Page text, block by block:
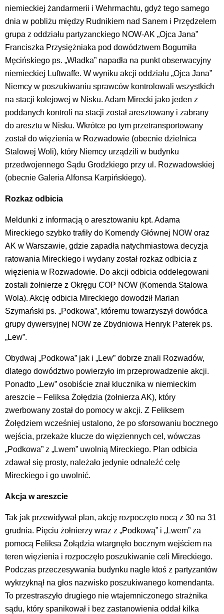
niemieckiej żandarmerii i Wehrmachtu, gdyż tego samego
dnia w pobliżu między Rudnikiem nad Sanem i Przędzelem
grupa z oddziału partyzanckiego NOW-AK „Ojca Jana”
Franciszka Przysiężniaka pod dowództwem Bogumiła
Męcińskiego ps. „Władka” napadła na punkt obserwacyjny
niemieckiej Luftwaffe. W wyniku akcji oddziału „Ojca Jana”
Niemcy w poszukiwaniu sprawców kontrolowali wszystkich
na stacji kolejowej w Nisku. Adam Mirecki jako jeden z
poddanych kontroli na stacji został aresztowany i zabrany
do aresztu w Nisku. Wkrótce po tym przetransportowany
został do więzienia w Rozwadowie (obecnie dzielnica
Stalowej Woli), który Niemcy urządzili w budynku
przedwojennego Sądu Grodzkiego przy ul. Rozwadowskiej
(obecnie Galeria Alfonsa Karpińskiego).
Rozkaz odbicia
Meldunki z informacją o aresztowaniu kpt. Adama
Mireckiego szybko trafiły do Komendy Głównej NOW oraz
AK w Warszawie, gdzie zapadła natychmiastowa decyzja
ratowania Mireckiego i wydany został rozkaz odbicia z
więzienia w Rozwadowie. Do akcji odbicia oddelegowani
zostali żołnierze z Okręgu COP NOW (Komenda Stalowa
Wola). Akcję odbicia Mireckiego dowodził Marian
Szymański ps. „Podkowa”, któremu towarzyszył dowódca
grupy dywersyjnej NOW ze Zbydniowa Henryk Paterek ps.
„Lew”.
Obydwaj „Podkowa” jak i „Lew” dobrze znali Rozwadów,
dlatego dowództwo powierzyło im przeprowadzenie akcji.
Ponadto „Lew” osobiście znał klucznika w niemieckim
areszcie – Feliksa Żołędzia (żołnierza AK), który
zwerbowany został do pomocy w akcji. Z Feliksem
Żołędziem wcześniej ustalono, że po sforsowaniu bocznego
wejścia, przekaże klucze do więziennych cel, wówczas
„Podkowa” z „Lwem” uwolnią Mireckiego. Plan odbicia
zdawał się prosty, należało jedynie odnaleźć celę
Mireckiego i go uwolnić.
Akcja w areszcie
Tak jak przewidywał plan, akcję rozpoczęto nocą z 30 na 31
grudnia. Pięciu żołnierzy wraz z „Podkową” i „Lwem” za
pomocą Feliksa Żołądzia wtargnęło bocznym wejściem na
teren więzienia i rozpoczęło poszukiwanie celi Mireckiego.
Podczas przeczesywania budynku nagle ktoś z partyzantów
wykrzyknął na głos nazwisko poszukiwanego komendanta.
To przestraszyło drugiego nie wtajemniczonego strażnika
sądu, który spanikował i bez zastanowienia oddał kilka